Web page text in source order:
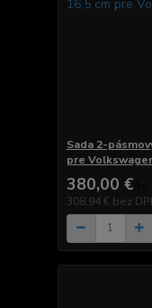
Sada 2-
pre
380,00 €
308,94 € bez